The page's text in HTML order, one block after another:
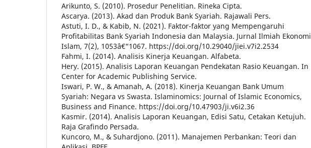
Arikunto, S. (2010). Prosedur Penelitian. Rineka Cipta.
Ascarya. (2013). Akad dan Produk Bank Syariah. Rajawali Pers.
Astuti, I. D., & Kabib, N. (2021). Faktor-faktor yang Mempengaruhi
Profitabilitas Bank Syariah Indonesia dan Malaysia. Jurnal Ilmiah Ekonomi
Islam, 7(2), 1053â€“1067. https://doi.org/10.29040/jiei.v7i2.2534
Fahmi, I. (2014). Analisis Kinerja Keuangan. Alfabeta.
Hery. (2015). Analisis Laporan Keuangan Pendekatan Rasio Keuangan. In
Center for Academic Publishing Service.
Iswari, P. W., & Amanah, A. (2018). Kinerja Keuangan Bank Umum
Syariah: Negara vs Swasta. Islaminomics: Journal of Islamic Economics,
Business and Finance. https://doi.org/10.47903/ji.v6i2.36
Kasmir. (2014). Analisis Laporan Keuangan, Edisi Satu, Cetakan Ketujuh.
Raja Grafindo Persada.
Kuncoro, M., & Suhardjono. (2011). Manajemen Perbankan: Teori dan